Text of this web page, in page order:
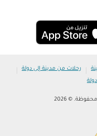
| رحلات من مدينة إلى دولة |
© 2026